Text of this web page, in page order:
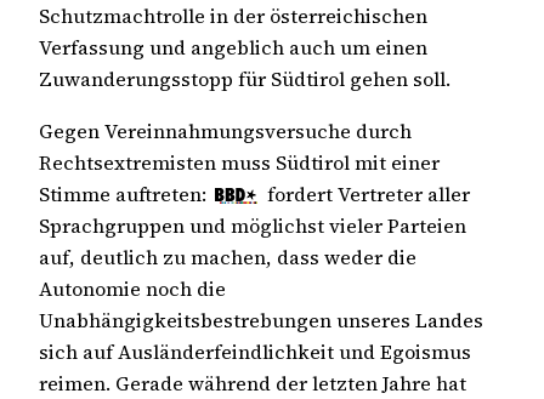
Schutzmachtrolle in der österreichischen
Verfassung und angeblich auch um einen
Zuwanderungsstopp für Südtirol gehen soll.
Gegen Vereinnahmungsversuche durch
Rechtsextremisten muss Südtirol mit einer
Stimme auftreten:
fordert Vertreter aller
Sprachgruppen und möglichst vieler Parteien
auf, deutlich zu machen, dass weder die
Autonomie noch die
Unabhängigkeitsbestrebungen unseres Landes
sich auf Ausländerfeindlichkeit und Egoismus
reimen. Gerade während der letzten Jahre hat